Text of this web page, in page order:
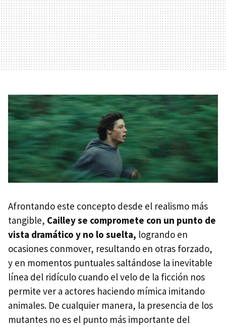
Afrontando este concepto desde el realismo más
tangible, Cailley se compromete con un punto de
vista dramático y no lo suelta, logrando en
ocasiones conmover, resultando en otras forzado,
y en momentos puntuales saltándose la inevitable
línea del ridículo cuando el velo de la ficción nos
permite ver a actores haciendo mímica imitando
animales. De cualquier manera, la presencia de los
mutantes no es el punto más importante del